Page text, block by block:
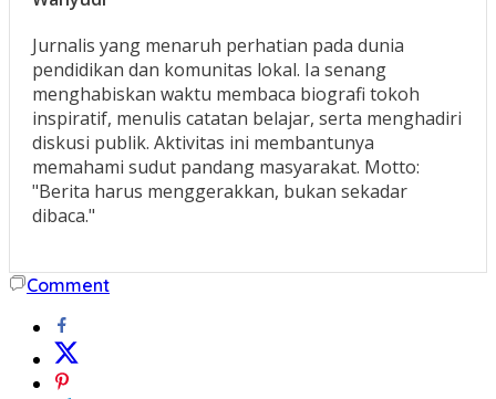
Jurnalis yang menaruh perhatian pada dunia
pendidikan dan komunitas lokal. Ia senang
menghabiskan waktu membaca biografi tokoh
inspiratif, menulis catatan belajar, serta menghadiri
diskusi publik. Aktivitas ini membantunya
memahami sudut pandang masyarakat. Motto:
"Berita harus menggerakkan, bukan sekadar
dibaca."
Comment